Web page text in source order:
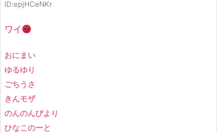
ID:epjHCeNKr
ワイ
おにまい
ゆるゆり
ごちうさ
きんモザ
のんのんびより
ひなこのーと